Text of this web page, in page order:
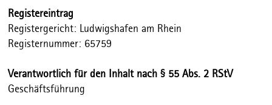
Registereintrag
Registergericht: Ludwigshafen am Rhein
Registernummer: 65759
Verantwortlich für den Inhalt nach § 55 Abs. 2 RStV
Geschäftsführung